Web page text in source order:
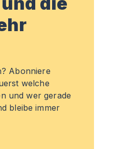
Abonniere
welche
und wer gerade
bleibe immer